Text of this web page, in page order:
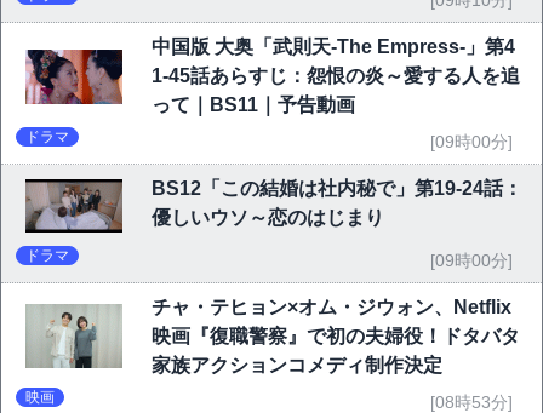
中国版 大奥「武則天-The Empress-」第4
1-45話あらすじ：怨恨の炎～愛する人を追
って｜BS11｜予告動画
ドラマ [09時00分]
BS12「この結婚は社内秘で」第19-24話：
優しいウソ～恋のはじまり
ドラマ [09時00分]
チャ・テヒョン×オム・ジウォン、Netflix
映画『復職警察』で初の夫婦役！ドタバタ
家族アクションコメディ制作決定
映画 [08時53分]